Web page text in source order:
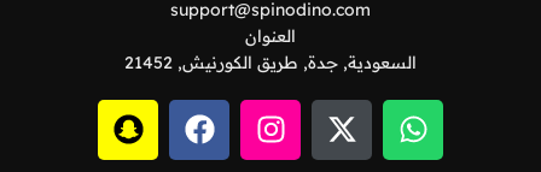
support@spinodino.com
العنوان
السعودية, جدة, طريق الكورنيش, 21452